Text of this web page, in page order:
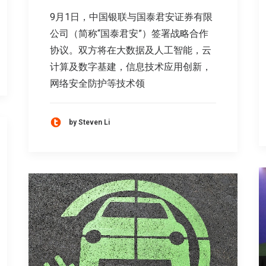
9月1日，中国银联与国泰君安证券有限
公司（简称“国泰君安”）签署战略合作
协议。双方将在大数据及人工智能，云
计算及数字基建，信息技术应用创新，
网络安全防护等技术领
by Steven Li